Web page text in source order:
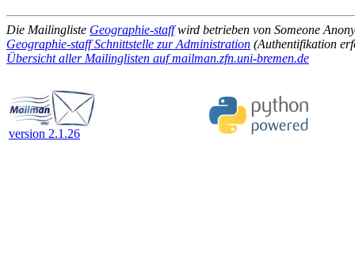
Die Mailingliste Geographie-staffwird betrieben von Someone
Geographie-staff Schnittstelle zur Administration (Authentifikation
Übersicht aller Mailinglisten auf mailman.zfn.uni-bremen.de
version 2.1.26